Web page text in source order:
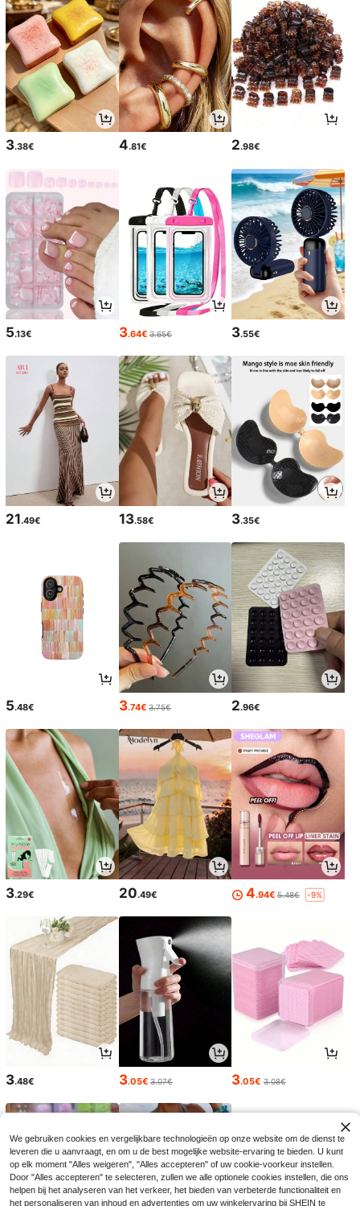
3.38€ 4.81€ 2.98€
5.13€ 3.64€ 3.65€ 3.55€
21.49€ 13.58€ 3.35€
5.48€ 3.74€ 3.75€ 2.96€
3.29€ 20.49€ 4.94€ 5.48€ -9%
3.48€ 3.05€ 3.07€ 3.05€ 3.08€
We gebruiken cookies en vergelijkbare technologieën op onze website om de dienst te
leveren die u aanvraagt, en om u de best mogelijke website-ervaring te bieden. U kunt
op elk moment "Alles weigeren", "Alles accepteren" of uw cookie-voorkeur instellen.
Door "Alles accepteren" te selecteren, zullen we alle optionele cookies instellen, die ons
helpen bij het analyseren van het verkeer, het bieden van verbeterde functionaliteit en
het personaliseren van inhoud en advertenties om uw winkelervaring bij SHEIN te